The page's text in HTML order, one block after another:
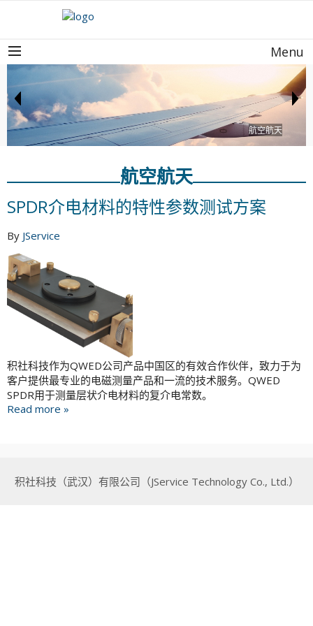
Menu
航空航天
航空航天
SPDR介电材料的特性参数测试方案
By JService
积社科技作为QWED公司产品中国区的有效合作伙伴，致力于为
客户提供最专业的电磁测量产品和一流的技术服务。QWED
SPDR用于测量层状介电材料的复介电常数。
Read more »
积社科技（武汉）有限公司（JService Technology Co., Ltd.）